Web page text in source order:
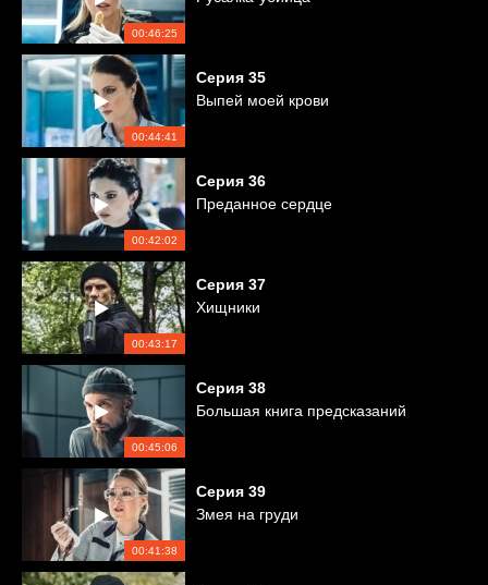
00:46:25
00:44:41
Серия 35
Выпей моей крови
00:42:02
Серия 36
Преданное сердце
00:43:17
Серия 37
Хищники
00:45:06
Серия 38
Большая книга предсказаний
00:41:38
Серия 39
Змея на груди